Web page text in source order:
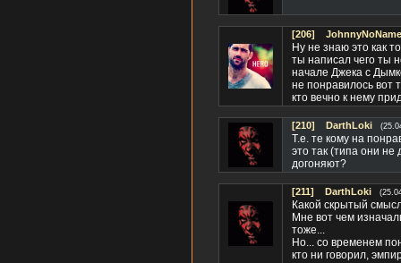
[206]
Ну не знаю это как
ты написал чего ты
начале Джека с
не понравилось вот
кто вечно к нему
[210] DarthLoki
Т.е. те кому на
это так (типа они не
догоняют?
[211] DarthLoki
Какой скрытый
Мне вот чем
тоже...
Но... со временем
кто ни говорил,